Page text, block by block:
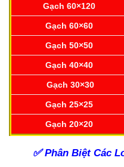
Gạch 60×120
Gạch 60×60
Gạch 50×50
Gạch 40×40
Gạch 30×30
Gạch 25×25
Gạch 20×20
✅Phân Biệt Các